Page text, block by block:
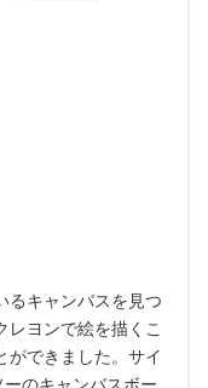
るキャンバスを見つ
レヨンで絵を描くこ
ができました。サイ
のキャンバスボー